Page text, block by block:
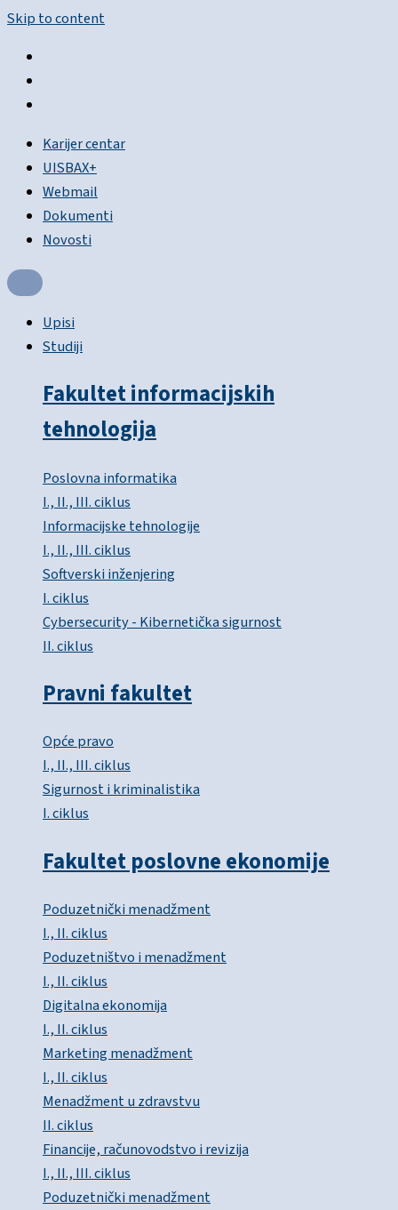
Skip to content
Karijer centar
UISBAX+
Webmail
Dokumenti
Novosti
Upisi
Studiji
Fakultet informacijskih
tehnologija
Poslovna informatika
I., II., III. ciklus
Informacijske tehnologije
I., II., III. ciklus
Softverski inženjering
I. ciklus
Cybersecurity - Kibernetička sigurnost
II. ciklus
Pravni fakultet
Opće pravo
I., II., III. ciklus
Sigurnost i kriminalistika
I. ciklus
Fakultet poslovne ekonomije
Poduzetnički menadžment
I., II. ciklus
Poduzetništvo i menadžment
I., II. ciklus
Digitalna ekonomija
I., II. ciklus
Marketing menadžment
I., II. ciklus
Menadžment u zdravstvu
II. ciklus
Financije, računovodstvo i revizija
I., II., III. ciklus
Poduzetnički menadžment